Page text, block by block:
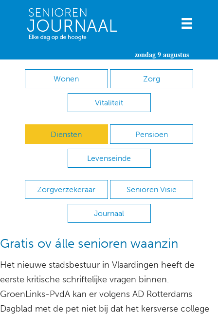
zondag 9 augustus
Wonen Zorg
Vitaliteit
Diensten Pensioen
Levenseinde
Zorgverzekeraar Senioren Visie
Journaal
Gratis ov álle senioren waanzin
Het nieuwe stadsbestuur in Vlaardingen heeft de
eerste kritische schriftelijke vragen binnen.
GroenLinks-PvdA kan er volgens AD Rotterdams
Dagblad met de pet niet bij dat het kersverse college